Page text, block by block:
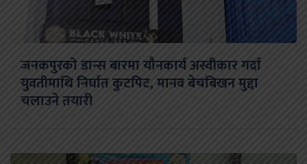
जनकपुरको डान्स बारमा यौनकार्य अस्वीकार गर्दा
युवतीमाथि निर्घात कुटपिट, मानव बेचबिखन मुद्दा
चलाउने तयारी